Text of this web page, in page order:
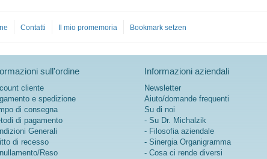
Contatti Il mio promemoria Bookmark setzen
sull'ordine
cliente
e spedizione
di consegna
di pagamento
Generali
di recesso
Reso
Informazioni aziendali
Newsletter
Aiuto/domande frequenti
Su di noi
- Su Dr. Michalzik
- Filosofia aziendale
- Sinergia Organigramma
- Cosa ci rende diversi